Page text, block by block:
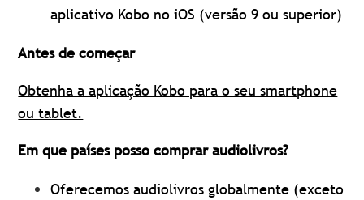
aplicativo Kobo no iOS (versão 9 ou superior)
Antes de começar
Obtenha a aplicação Kobo para o seu smartphone
ou tablet.
Em que países posso comprar audiolivros?
Oferecemos audiolivros globalmente (exceto